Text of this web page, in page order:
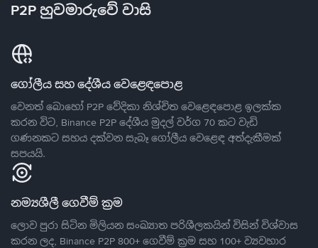
P2P හුවමාරුවේ වාසි
ගෝලීය සහ දේශීය වෙළෙඳපොළ
වෙනත් බොහෝ P2P වේදිකා නිශ්චිත වෙළෙඳපොළ ඉලක්ක
කරන විට, Binance P2P දේශීය මුදල් වර්ග 70 කට වැඩි
ගණනකට සහය දක්වන සැබෑ ගෝලීය වෙළෙඳ අත්දැකීමක්
සපයයි.
නම්‍යශීලී ගෙවීම් ක්‍රම
ලොව පුරා සිටින මිලියන සංඛ්‍යාත පරිශීලකයින් විසින් විශ්වාස
කරන ලද, Binance P2P 800+ ගෙවීම් ක්‍රම සහ 100+ ව්‍යවහාර